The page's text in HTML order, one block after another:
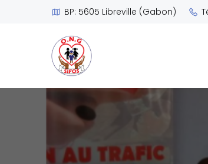
BP: 5605 Libreville (Gabon)